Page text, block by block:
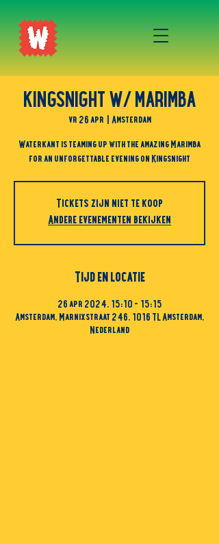
KINGSNIGHT W/ MARIMBA
vr 26 apr Amsterdam
Waterkant is teaming up with the amazing Marimba
for an unforgettable evening on Kingsnight
Tickets zijn niet te koop
Andere evenementen bekijken
Tijd en locatie
26 apr 2024, 15:10 – 15:15
Amsterdam, Marnixstraat 246, 1016 TL Amsterdam,
Nederland